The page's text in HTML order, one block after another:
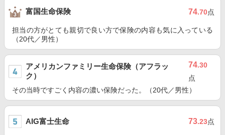
富国生命保険 74.70点
担当の方がとても親切で良い方で保険の内容も気に入っている
（20代／男性）
アメリカンファミリー生命保険（アフラッ
ク）
74.30
点
その当時ですごく内容の濃い保険だった。（20代／男性）
AIG富士生命 73.23点